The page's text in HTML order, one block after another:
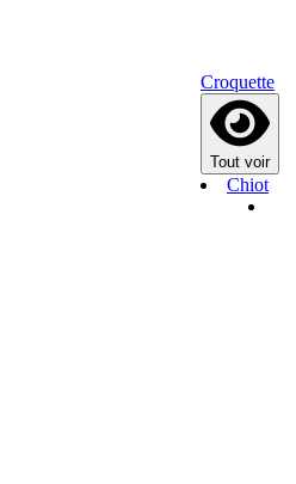
Croquette
Tout voir
Chiot